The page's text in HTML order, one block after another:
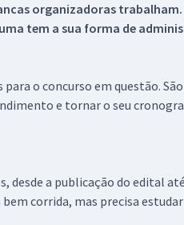
organizadoras
tem a sua forma de
o concurso em questão.
e tornar o seu
desde a publicação do edital
corrida, mas precisa